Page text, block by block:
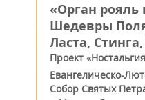
«Орган рояль
Шедевры
Ласта,
Проект
Евангелическо-
Собор Святых